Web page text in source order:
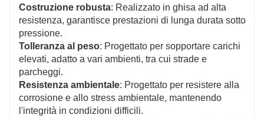
Costruzione robusta: Realizzato in ghisa ad alta
resistenza, garantisce prestazioni di lunga durata sotto
pressione.
Tolleranza al peso: Progettato per sopportare carichi
elevati, adatto a vari ambienti, tra cui strade e
parcheggi.
Resistenza ambientale: Progettato per resistere alla
corrosione e allo stress ambientale, mantenendo
l'integrità in condizioni difficili.